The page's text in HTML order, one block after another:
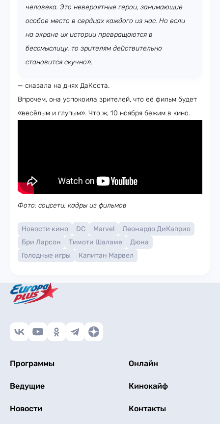
человека. Это невероятные герои, занимающие
особое место в сердцах каждого из нас. Но если
на экране их истории превращаются в
бессмыслицу, то зрителям действительно
становится скучно»,
— сказала на днях ДаКоста.
Впрочем, она успокоила зрителей, что её фильм будет
«весёлым и глупым». Что ж, 10 ноября бежим в кино.
Фото: соцсети, кадры из фильмов
Новости кино DC Marvel
Леонардо ДиКаприо
Бри Ларсон
Тимоти Шаламе
Дюна
Голодные игры
Капитан Марвел
Программы Онлайн
Ведущие Кинокайф
Новости Контакты